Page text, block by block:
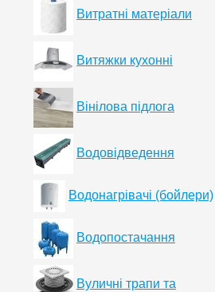
Витратні матеріали
Витяжки кухонні
Вінілова підлога
Водовідведення
Водонагрівачі (бойлери)
Водопостачання
Вуличні трапи та